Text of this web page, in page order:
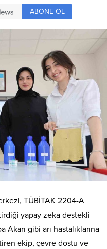
ABONE OL
TÜBİTAK 2204-A
yapay zeka destekli
gibi arı hastalıklarına
ekip, çevre dostu ve